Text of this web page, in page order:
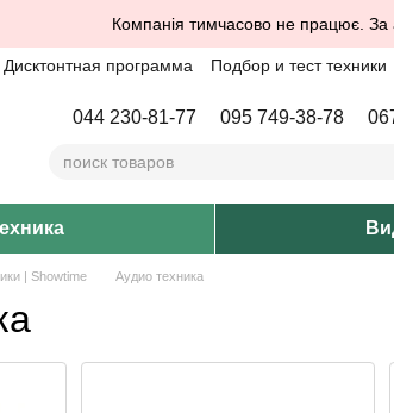
Компанія тимчасово не працює. За
Дисктонтная программа Подбор и тест техники
044 230-81-77 095 749-38-78
| Showtime Аудио техника